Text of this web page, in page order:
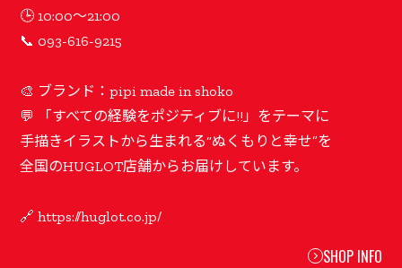
🕒 10:00〜21:00
📞 093-616-9215
🎨 ブランド：pipi made in shoko
💬 「すべての経験をポジティブに!!」をテーマに
手描きイラストから生まれる“ぬくもりと幸せ”を
全国のHUGLOT店舗からお届けしています。
SHOP INFO